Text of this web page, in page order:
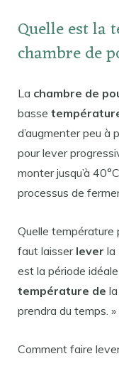
Quelle est la
chambre de
La chambre de
basse
d’augmenter peu à
pour lever
monter jusqu’à
processus de
Quelle température
faut laisser lever la
est la période idéale
température de
prendra du temps. »
Comment faire